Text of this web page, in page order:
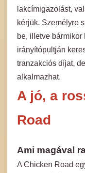
lakcímigazolást,
kérjük. Személyre
be, illetve
irányítópultján
tranzakciós díjat,
alkalmazhat.
A jó, a
Road
Ami magával
A Chicken Road